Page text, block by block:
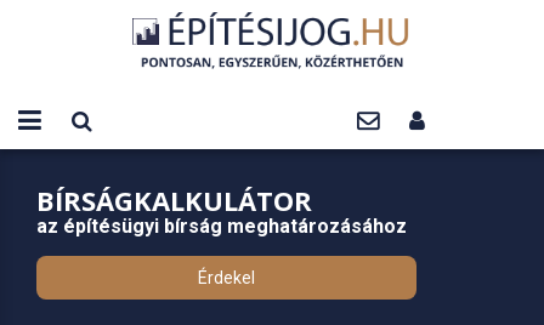
BÍRSÁGKALKULÁTOR
az építésügyi bírság meghatározásához
Érdekel